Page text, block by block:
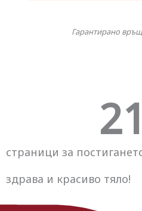
Гарантирано
страници за
здрава и красиво тяло!